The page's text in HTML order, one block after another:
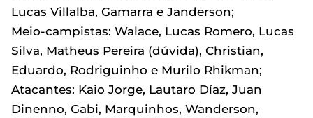
Lucas Villalba, Gamarra e Janderson;
Meio-campistas: Walace, Lucas Romero, Lucas
Silva, Matheus Pereira (dúvida), Christian,
Eduardo, Rodriguinho e Murilo Rhikman;
Atacantes: Kaio Jorge, Lautaro Díaz, Juan
Dinenno, Gabi, Marquinhos, Wanderson,